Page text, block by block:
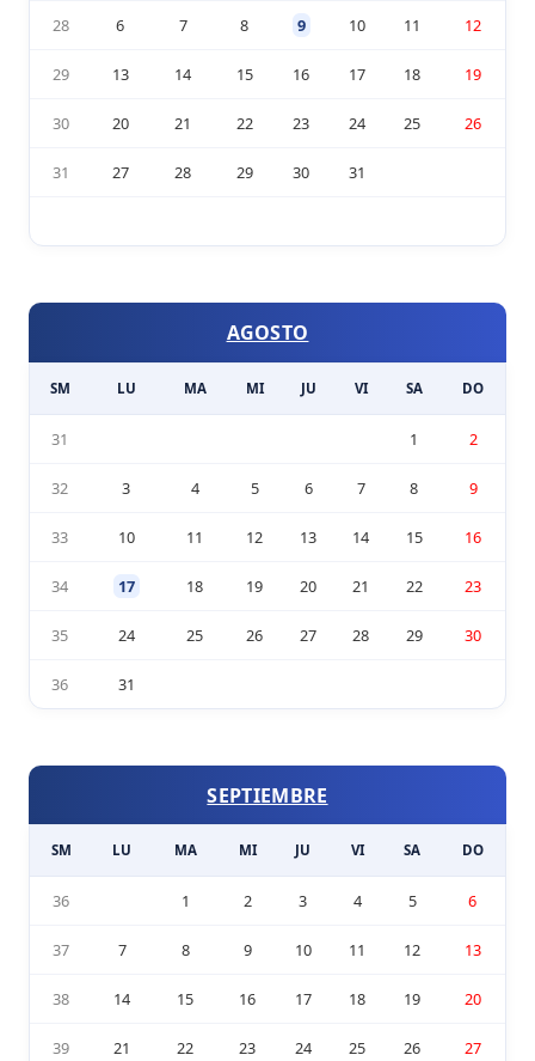
28 6 7 8 9 10 11 12
29 13 14 15 16 17 18 19
30 20 21 22 23 24 25 26
31 27 28 29 30 31
AGOSTO
SM LU MA MI JU VI SA DO
31 1 2
32 3 4 5 6 7 8 9
33 10 11 12 13 14 15 16
34 17 18 19 20 21 22 23
35 24 25 26 27 28 29 30
36 31
SEPTIEMBRE
SM LU MA MI JU VI SA DO
36 1 2 3 4 5 6
37 7 8 9 10 11 12 13
38 14 15 16 17 18 19 20
39 21 22 23 24 25 26 27